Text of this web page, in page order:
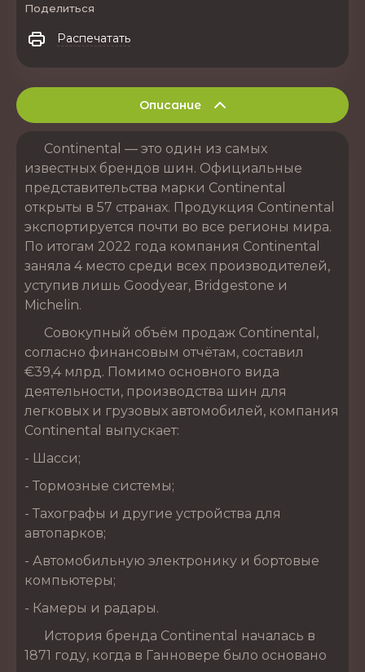
Поделиться
Распечатать
Описание
Continental — это один из самых
известных брендов шин. Официальные
представительства марки Continental
открыты в 57 странах. Продукция Continental
экспортируется почти во все регионы мира.
По итогам 2022 года компания Continental
заняла 4 место среди всех производителей,
уступив лишь Goodyear, Bridgestone и
Michelin.
Совокупный объём продаж Continental,
согласно финансовым отчётам, составил
€39,4 млрд. Помимо основного вида
деятельности, производства шин для
легковых и грузовых автомобилей, компания
Continental выпускает:
- Шасси;
- Тормозные системы;
- Тахографы и другие устройства для
автопарков;
- Автомобильную электронику и бортовые
компьютеры;
- Камеры и радары.
История бренда Continental началась в
1871 году, когда в Ганновере было основано